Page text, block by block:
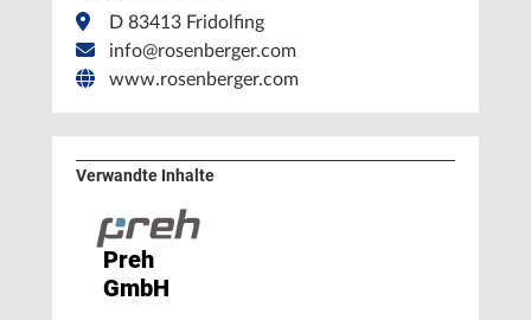
D 83413 Fridolfing
info@rosenberger.com
www.rosenberger.com
Verwandte Inhalte
Preh
GmbH